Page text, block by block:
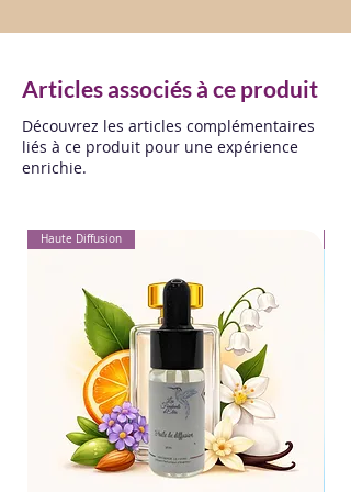
Articles associés à ce produit
Découvrez les articles complémentaires
liés à ce produit pour une expérience
enrichie.
Haute Diffusion